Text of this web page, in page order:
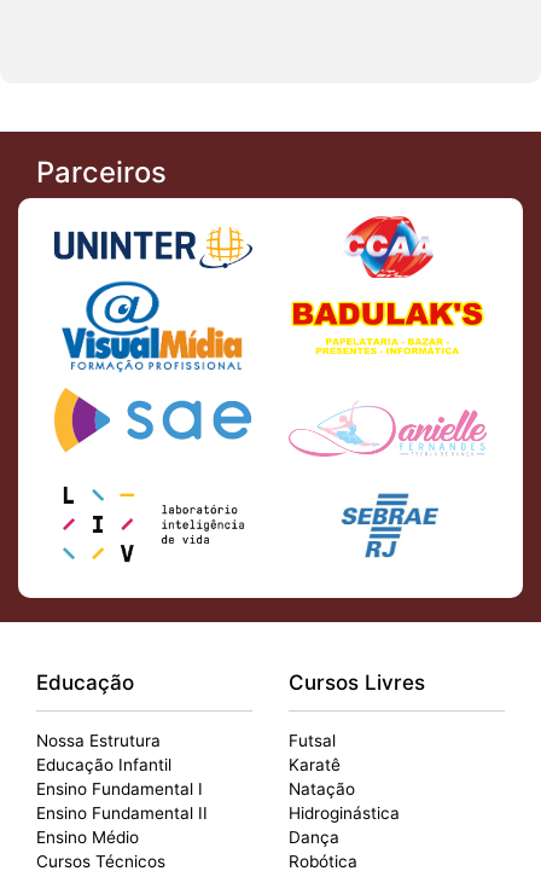
Parceiros
Educação
Nossa Estrutura
Educação Infantil
Ensino Fundamental I
Ensino Fundamental II
Ensino Médio
Cursos Técnicos
Cursos Livres
Futsal
Karatê
Natação
Hidroginástica
Dança
Robótica